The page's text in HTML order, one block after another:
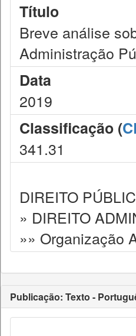
Título
Breve análise
Administração
Data
2019
Classificação (
341.31
DIREITO
» DIREITO
»» Organização
Publicação: Texto -